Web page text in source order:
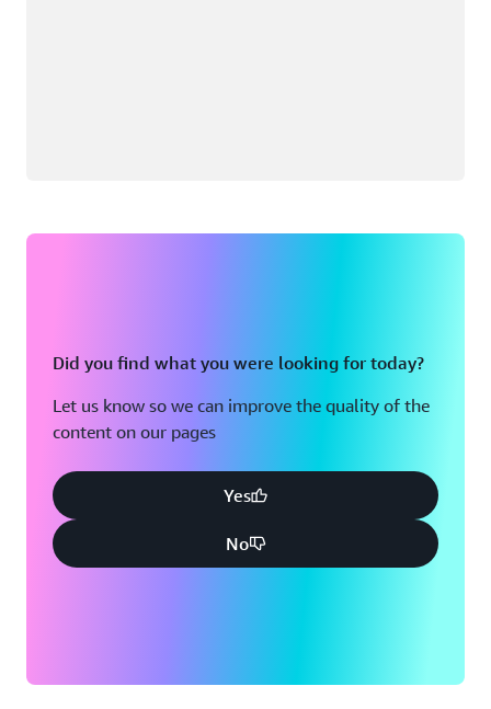
Did you find what you were looking for today?
Let us know so we can improve the quality of the
content on our pages
Yes
No